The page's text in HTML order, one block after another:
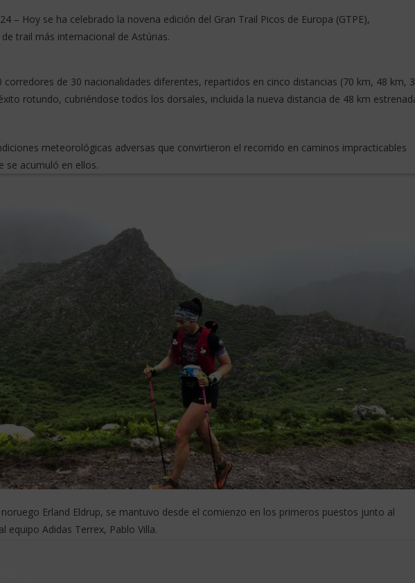
– Hoy se ha celebrado la novena edición del Gran Trail Picos de Europa (GTPE),
trail más internacional de Astúrias.
corredores de 30 nacionalidades diferentes, repartidos en cinco distancias (70 km, 48 km,
rotundo, cubriéndose todos los dorsales, incluida la nueva distancia de 48 km
meteorológicas adversas que convirtieron el recorrido en caminos impracticables
se acumuló en ellos.
Erland Eldrup, se mantuvo desde el comienzo en los primeros puestos junto al
Adidas Terrex, Pablo Villa.